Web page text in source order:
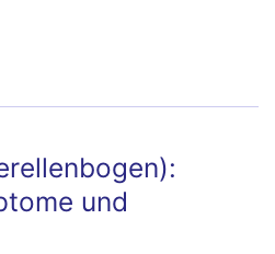
seitliche Fehlstellung der
und